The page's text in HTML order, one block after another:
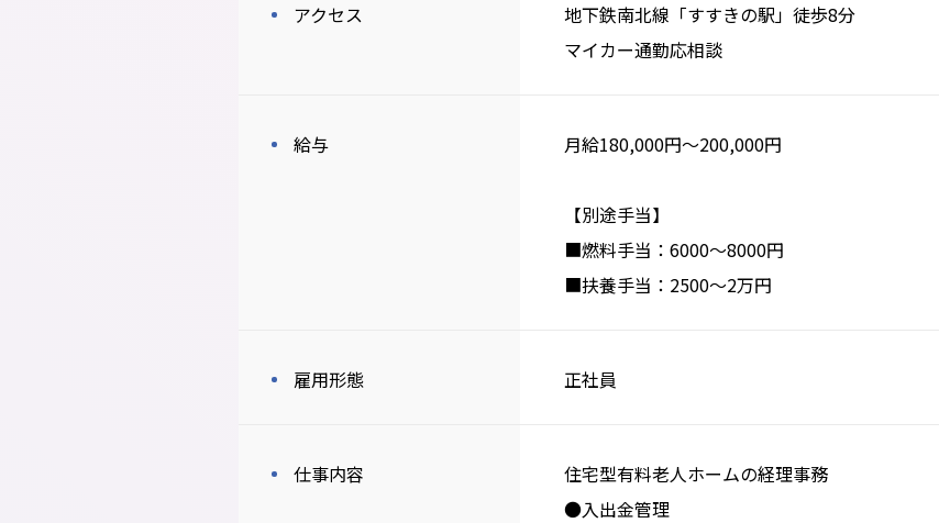
アクセス
地下鉄南北線「すすきの駅」徒歩8分
マイカー通勤応相談
給与 月給180,000円〜200,000円
【別途手当】
■燃料手当：6000～8000円
■扶養手当：2500～2万円
雇用形態 正社員
仕事内容
住宅型有料老人ホームの経理事務
●入出金管理